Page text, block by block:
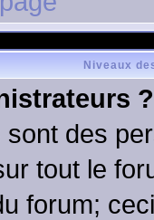
Niveaux
?
des
tout le
forum;